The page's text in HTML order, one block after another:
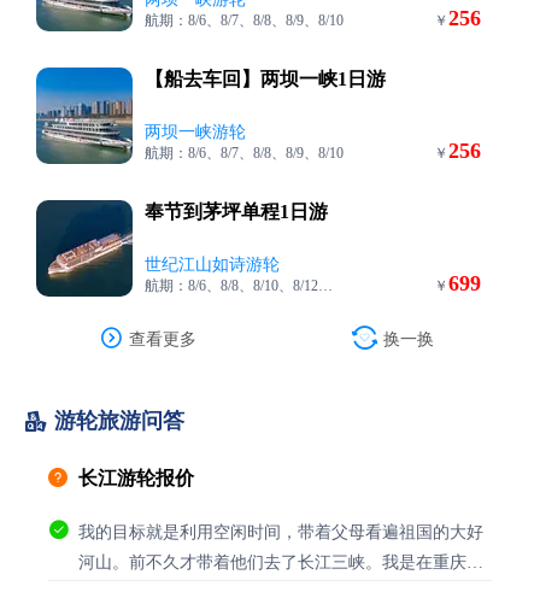
航期：8/6、8/7、8/8、8/9、8/10 ￥256
【船去车回】两坝一峡1日游
两坝一峡游轮
航期：8/6、8/7、8/8、8/9、8/10 ￥256
奉节到茅坪单程1日游
世纪江山如诗游轮
航期：8/6、8/8、8/10、8/12、8/14 ￥699
 查看更多  换一换
 游轮旅游问答
 长江游轮报价
 我的目标就是利用空闲时间，带着父母看遍祖国的大好
河山。前不久才带着他们去了长江三峡。我是在重庆中